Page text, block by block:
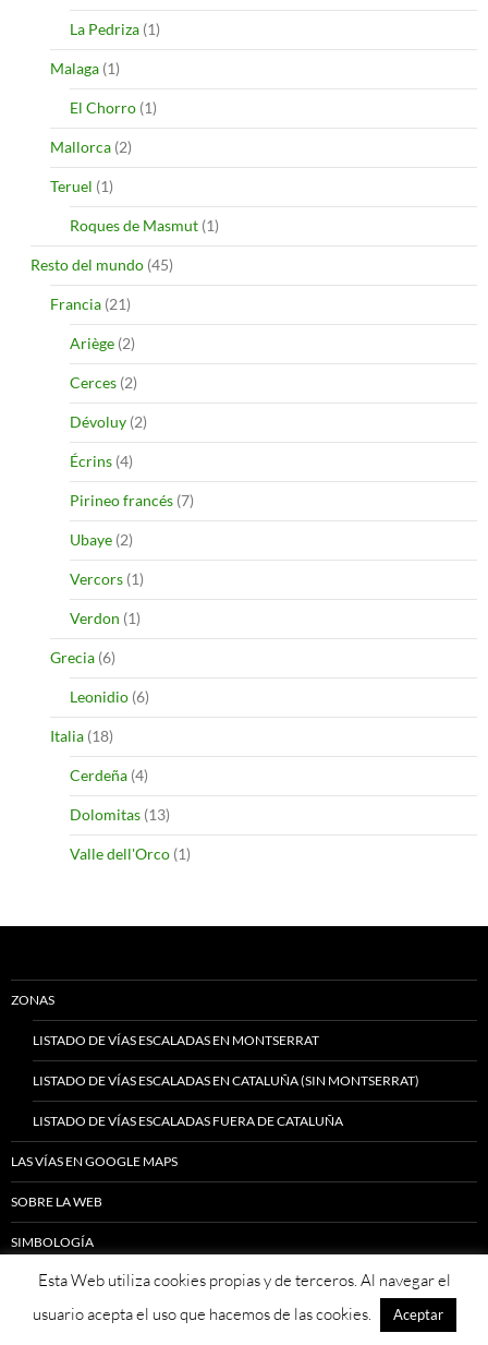
La Pedriza (1)
Malaga (1)
El Chorro (1)
Mallorca (2)
Teruel (1)
Roques de Masmut (1)
Resto del mundo (45)
Francia (21)
Ariège (2)
Cerces (2)
Dévoluy (2)
Écrins (4)
Pirineo francés (7)
Ubaye (2)
Vercors (1)
Verdon (1)
Grecia (6)
Leonidio (6)
Italia (18)
Cerdeña (4)
Dolomitas (13)
Valle dell'Orco (1)
ZONAS
LISTADO DE VÍAS ESCALADAS EN MONTSERRAT
LISTADO DE VÍAS ESCALADAS EN CATALUÑA (SIN MONTSERRAT)
LISTADO DE VÍAS ESCALADAS FUERA DE CATALUÑA
LAS VÍAS EN GOOGLE MAPS
SOBRE LA WEB
SIMBOLOGÍA
INFORMACIÓN SOBRE VIAJES
Esta Web utiliza cookies propias y de terceros. Al navegar el
usuario acepta el uso que hacemos de las cookies.
Aceptar